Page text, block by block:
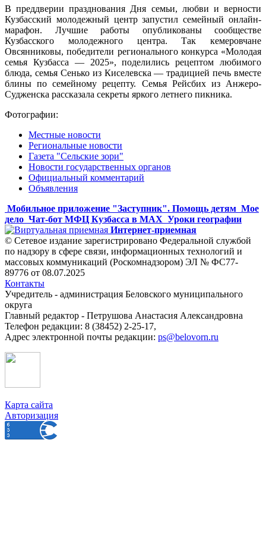
В преддверии празднования Дня семьи, любви и верности
Кузбасский молодежный центр запустил семейный онлайн-
марафон. Лучшие работы опубликованы сообществе
Кузбасского молодежного центра. Так кемеровчане
Овсянниковы, победители регионального конкурса «Молодая
семья Кузбасса — 2025», поделились рецептом любимого
блюда, семья Сенько из Киселевска — традицией печь вместе
блины по семейному рецепту. Семья Рейсбих из Анжеро-
Судженска рассказала секреты яркого летнего пикника.
Фотографии:
Местные новости
Региональные новости
Газета "Сельские зори"
Новости государственных органов
Официальный комментарий
Объявления
Мобильное приложение "Заступник". Помощь детям Мое
дело Чат-бот МФЦ Кузбасса в MAX Уроки географии
Интернет-приемная
© Сетевое издание зарегистрировано Федеральной службой
по надзору в сфере связи, информационных технологий и
массовых коммуникаций (Роскомнадзором) ЭЛ № ФС77-
89776 от 08.07.2025
Контакты
Учредитель - администрация Беловского муниципального
округа
Главный редактор - Петрушова Анастасия Александровна
Телефон редакции: 8 (38452) 2-25-17,
Адрес электронной почты редакции: ps@belovorn.ru
Карта сайта
Авторизация